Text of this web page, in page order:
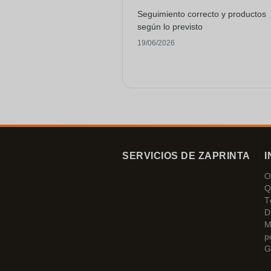
Seguimiento correcto y productos
según lo previsto
19/06/2026
SERVICIOS DE ZAPRINTA